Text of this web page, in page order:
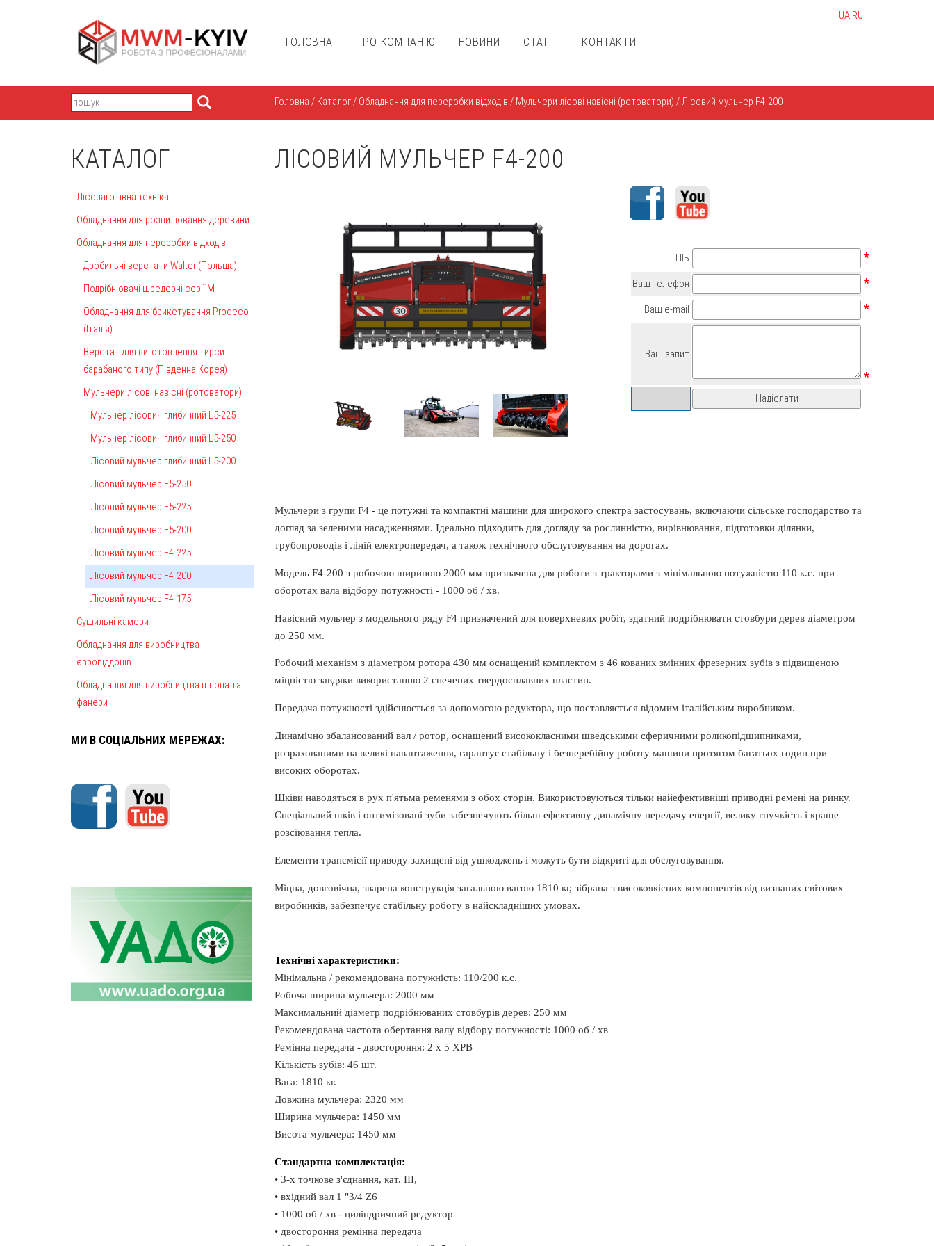
UA RU
ГОЛОВНА ПРО КОМПАНІЮ НОВИНИ СТАТТІ КОНТАКТИ
Головна / Каталог/ Обладнання для переробки відходів / Мульчери лісові навісні (ротоватори) / Лісовий мульчер F4-200
ЛІСОВИЙ МУЛЬЧЕР F4-200
ПІБ *
Ваш телефон *
Ваш e-mail *
Ваш запит
*
Мульчери з групи F4 - це потужні та компактні машини для широкого спектра застосувань, включаючи сільське господарство та
догляд за зеленими насадженнями. Ідеально підходить для догляду за рослинністю, вирівнювання, підготовки ділянки,
трубопроводів і ліній електропередач, а також технічного обслуговування на дорогах.
Модель F4-200 з робочою шириною 2000 мм призначена для роботи з тракторами з мінімальною потужністю 110 к.с. при
оборотах вала відбору потужності - 1000 об / хв.
Навісний мульчер з модельного ряду F4 призначений для поверхневих робіт, здатний подрібнювати стовбури дерев діаметром
до 250 мм.
Робочий механізм з діаметром ротора 430 мм оснащений комплектом з 46 кованих змінних фрезерних зубів з підвищеною
міцністю завдяки використанню 2 спечених твердосплавних пластин.
Передача потужності здійснюється за допомогою редуктора, що поставляється відомим італійським виробником.
Динамічно збалансований вал / ротор, оснащений висококласними шведськими сферичними роликопідшипниками,
розрахованими на великі навантаження, гарантує стабільну і безперебійну роботу машини протягом багатьох годин при
високих оборотах.
Шківи наводяться в рух п'ятьма ременями з обох сторін. Використовуються тільки найефективніші приводні ремені на ринку.
Спеціальний шків і оптимізовані зуби забезпечують більш ефективну динамічну передачу енергії, велику гнучкість і краще
розсіювання тепла.
Елементи трансмісії приводу захищені від ушкоджень і можуть бути відкриті для обслуговування.
Міцна, довговічна, зварена конструкція загальною вагою 1810 кг, зібрана з високоякісних компонентів від визнаних світових
виробників, забезпечує стабільну роботу в найскладніших умовах.
Технічні характеристики:
Мінімальна / рекомендована потужність: 110/200 к.с.
Робоча ширина мульчера: 2000 мм
Максимальний діаметр подрібнюваних стовбурів дерев: 250 мм
Рекомендована частота обертання валу відбору потужності: 1000 об / хв
Ремінна передача - двостороння: 2 х 5 XPB
Кількість зубів: 46 шт.
Вага: 1810 кг.
Довжина мульчера: 2320 мм
Ширина мульчера: 1450 мм
Висота мульчера: 1450 мм
Стандартна комплектація:
• 3-х точкове з'єднання, кат. III,
• вхідний вал 1 "3/4 Z6
• 1000 об / хв - циліндричний редуктор
• двостороння ремінна передача
КАТАЛОГ
Лісозаготівна техніка
Обладнання для розпилювання деревини
Обладнання для переробки відходів
Дробильні верстати Walter (Польща)
Подрібнювачі шредерні серії М
Обладнання для брикетування Prodeco
(Італія)
Верстат для виготовлення тирси
барабаного типу (Південна Корея)
Мульчери лісові навісні (ротоватори)
Мульчер лісович глибинний L5-225
Мульчер лісович глибинний L5-250
Лісовий мульчер глибинний L5-200
Лісовий мульчер F5-250
Лісовий мульчер F5-225
Лісовий мульчер F5-200
Лісовий мульчер F4-225
Лісовий мульчер F4-200
Лісовий мульчер F4-175
Сушильні камери
Обладнання для виробництва
європіддонів
Обладнання для виробництва шпона та
фанери
МИ В СОЦІАЛЬНИХ МЕРЕЖАХ: